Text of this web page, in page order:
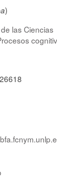
)
las Ciencias